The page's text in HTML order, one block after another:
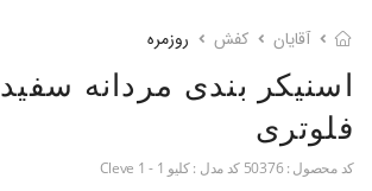
آقایان کفش روزمره
اسنیکر بندی مردانه سفید
فلوتری
کد محصول : 50376 کد مدل :کلیو 1 - Cleve 1